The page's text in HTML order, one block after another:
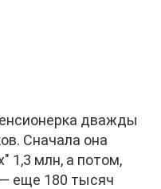
дважды
Сначала она
1,3 млн, а потом,
еще 180 тысяч